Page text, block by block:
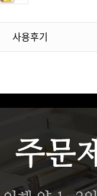
사용후기